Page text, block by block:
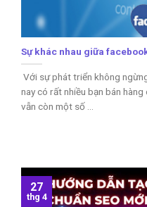
Sự khác nhau giữa
Với sự phát triển không
nay có rất nhiều bạn bán
vẫn còn một số ...
27
thg 4